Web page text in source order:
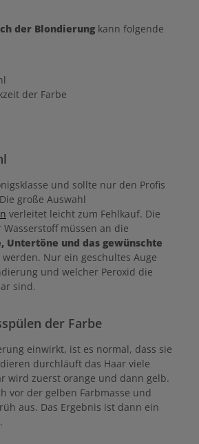
der Blondierung kann folgende
der Farbe
und sollte nur den Profis
große Auswahl
verleitet leicht zum Fehlkauf. Die
müssen an die
Untertöne und das gewünschte
werden. Nur ein geschultes Auge
und welcher Peroxid die
sind.
der Farbe
einwirkt, ist es normal, dass sie
durchläuft das Haar viele
wird zuerst orange und dann gelb.
vor der gelben Farbmasse und
aus. Das Ergebnis ist dann ein